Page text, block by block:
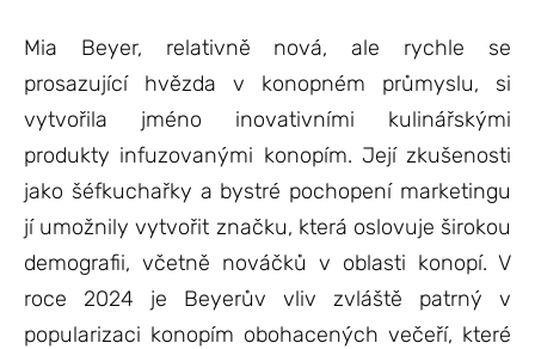
Mia Beyer, relativně nová, ale rychle se
prosazující hvězda v konopném průmyslu, si
vytvořila jméno inovativními kulinářskými
produkty infuzovanými konopím. Její zkušenosti
jako šéfkuchařky a bystré pochopení marketingu
jí umožnily vytvořit značku, která oslovuje širokou
demografii, včetně nováčků v oblasti konopí. V
roce 2024 je Beyerův vliv zvláště patrný v
popularizaci konopím obohacených večeří, které